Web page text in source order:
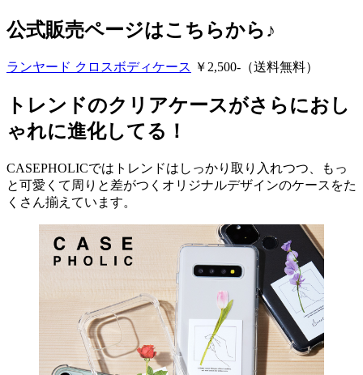
公式販売ページはこちらから♪
ランヤード クロスボディケース ￥2,500-（送料無料）
トレンドのクリアケースがさらにおし
ゃれに進化してる！
CASEPHOLICではトレンドはしっかり取り入れつつ、もっ
と可愛くて周りと差がつくオリジナルデザインのケースをた
くさん揃えています。